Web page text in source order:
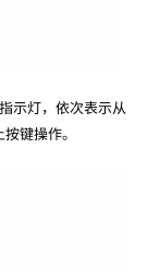
示灯，依次表示从
键操作。